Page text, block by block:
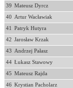
39 Mateusz Dyrcz
40 Artur Wacławiak
41 Patryk Hutyra
42 Jarosław Krzak
43 Andrzej Pałasz
44 Łukasz Stawowy
45 Mateusz Rajda
46 Krystian Pacholarz